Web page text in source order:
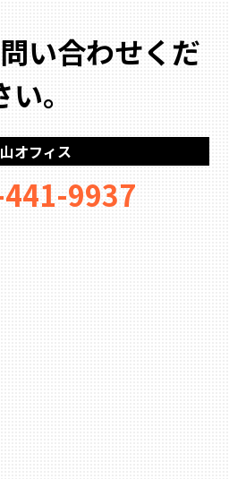
い合わせくだ
い。
オフィス
9937